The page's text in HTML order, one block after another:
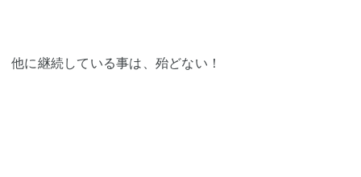
他に継続している事は、殆どない！